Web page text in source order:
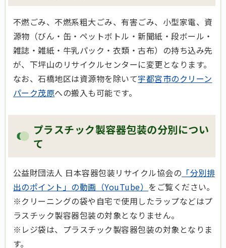
不燃ごみ、不燃系粗大ごみ、有害ごみ、小型家電、資
源物（びん・缶・ペットボトル・新聞紙・段ボール・
雑誌・雑紙・牛乳パック・衣類・古布）の持ち込み先
が、下坪山のリサイクルセンターに変更となります。
なお、石橋地区は資源物を除いて宇都宮市のクリーン
パーク茂原への搬入も可能です。
プラスチック製容器包装の分別につい
て
公益財団法人 日本容器包装リサイクル協会の 「分別排
出のポイント」の動画（YouTube） をご覧ください。
※クリーニングの袋や自宅で使用したラップなどはプ
ラスチック製容器包装の対象となりません。
※レジ袋は、プラスチック製容器包装の対象となりま
す。